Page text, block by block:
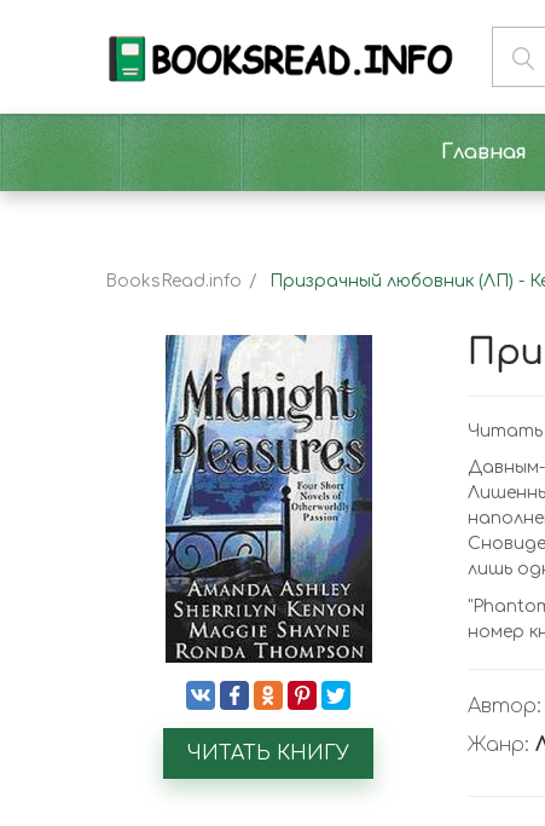
Главная
BooksRead.info Призрачный любовник (ЛП) -
ЧИТАТЬ КНИГУ
Читать
лишь
номер
Автор:
Жанр: